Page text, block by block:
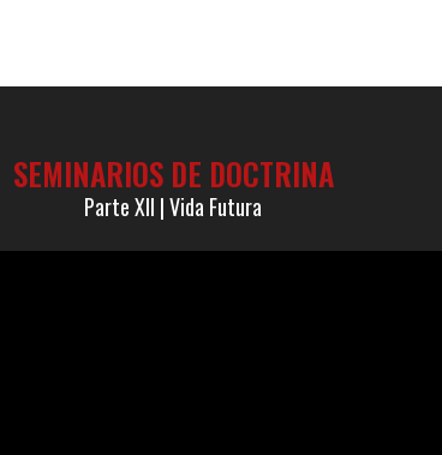
SEMINARIOS DE DOCTRINA
Parte XII | Vida Futura